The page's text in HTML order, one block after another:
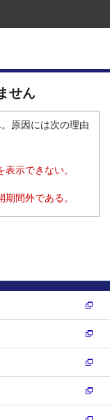
せん
原因には次の理由
示できない。
間外である。